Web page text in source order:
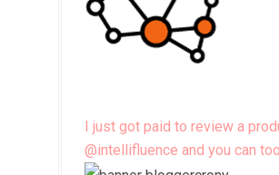
I just got paid to review a
@intellifluence and you can